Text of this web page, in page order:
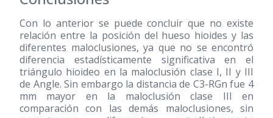
Con lo anterior se puede concluir que no existe
relación entre la posición del hueso hioides y las
diferentes maloclusiones, ya que no se encontró
diferencia estadísticamente significativa en el
triángulo hioideo en la maloclusión clase I, II y III
de Angle. Sin embargo la distancia de C3-RGn fue 4
mm mayor en la maloclusión clase III en
comparación con las demás maloclusiones, sin